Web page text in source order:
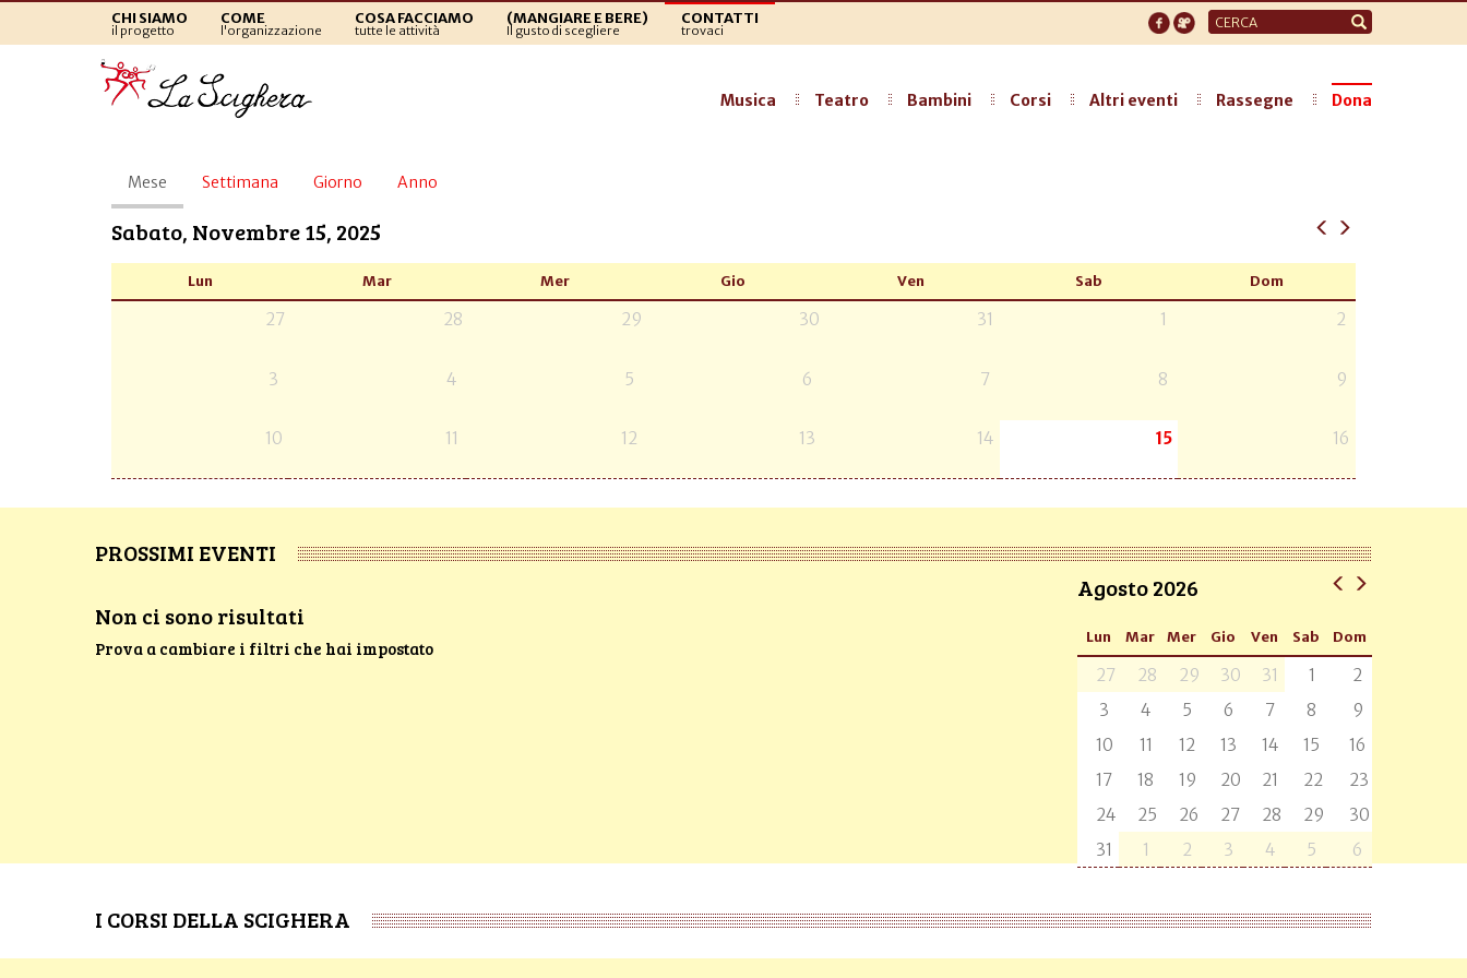
CHI SIAMO
il progetto
COME
l'organizzazione
COSA FACCIAMO
tutte le attività
(MANGIARE E BERE)
Il gusto di scegliere
CONTATTI
trovaci
Form
di
Musica Teatro Bambini Corsi Altri eventi Rassegne Dona
Schede
primarie
Mese (scheda
attiva)
Settimana Giorno Anno
Sabato, Novembre 15, 2025
Lun Mar Mer Gio Ven Sab Dom
27 28 29 30 31 1 2
3 4 5 6 7 8 9
10 11 12 13 14 15 16
PROSSIMI EVENTI
Non ci sono risultati
Prova a cambiare i filtri che hai impostato
Agosto 2026
Lun Mar Mer Gio Ven Sab Dom
27 28 29 30 31 1
2
3
4 5 6 7 8
9
10
11 12 13 14 15
16
17
18 19 20 21 22
23
24
25 26 27 28 29
30
31
1 2 3 4 5 6
I CORSI DELLA SCIGHERA